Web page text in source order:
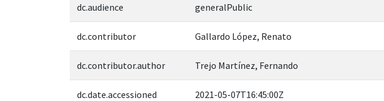
dc.audience generalPublic
dc.contributor Gallardo López, Renato
dc.contributor.author Trejo Martínez, Fernando
dc.date.accessioned 2021-05-07T16:45:00Z